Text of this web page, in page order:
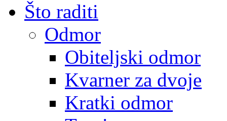
Što raditi
Odmor
Obiteljski odmor
Kvarner za dvoje
Kratki odmor